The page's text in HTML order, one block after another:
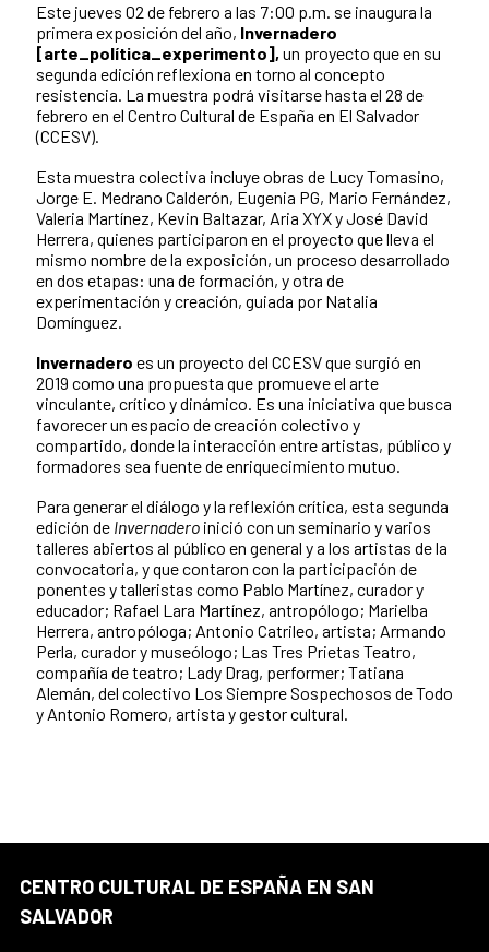
Este jueves 02 de febrero a las 7:00 p.m. se inaugura la
primera exposición del año, Invernadero
[arte_política_experimento], un proyecto que en su
segunda edición reflexiona en torno al concepto
resistencia. La muestra podrá visitarse hasta el 28 de
febrero en el Centro Cultural de España en El Salvador
(CCESV).
Esta muestra colectiva incluye obras de Lucy Tomasino,
Jorge E. Medrano Calderón, Eugenia PG, Mario Fernández,
Valeria Martínez, Kevin Baltazar, Aria XYX y José David
Herrera, quienes participaron en el proyecto que lleva el
mismo nombre de la exposición, un proceso desarrollado
en dos etapas: una de formación, y otra de
experimentación y creación, guiada por Natalia
Domínguez.
Invernadero es un proyecto del CCESV que surgió en
2019 como una propuesta que promueve el arte
vinculante, crítico y dinámico. Es una iniciativa que busca
favorecer un espacio de creación colectivo y
compartido, donde la interacción entre artistas, público y
formadores sea fuente de enriquecimiento mutuo.
Para generar el diálogo y la reflexión crítica, esta segunda
edición de Invernadero inició con un seminario y varios
talleres abiertos al público en general y a los artistas de la
convocatoria, y que contaron con la participación de
ponentes y talleristas como Pablo Martínez, curador y
educador; Rafael Lara Martínez, antropólogo; Marielba
Herrera, antropóloga; Antonio Catrileo, artista; Armando
Perla, curador y museólogo; Las Tres Prietas Teatro,
compañía de teatro; Lady Drag, performer; Tatiana
Alemán, del colectivo Los Siempre Sospechosos de Todo
y Antonio Romero, artista y gestor cultural.
CENTRO CULTURAL DE ESPAÑA EN SAN
SALVADOR